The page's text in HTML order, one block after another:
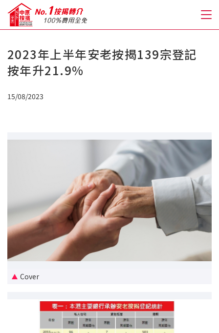
關於我們
優惠禮遇
新盤優越按揭優惠
中原按揭標籤優惠
推薦齊齊友賞
2023年上半年安老按揭139宗登記
按年升21.9%
15/08/2023
Cover